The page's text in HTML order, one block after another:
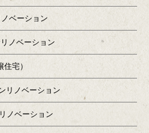
ベーション
ノベーション
宅）
リノベーション
ノベーション